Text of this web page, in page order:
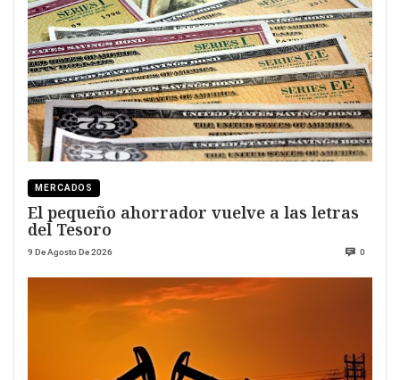
MERCADOS
El pequeño ahorrador vuelve a las letras
del Tesoro
9 De Agosto De 2026 0